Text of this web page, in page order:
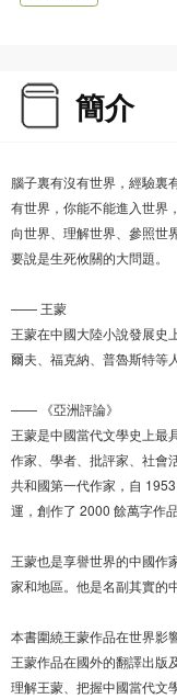
簡介
腦子裏有沒有世界，經驗裏
有世界，你能不能進入世界
向世界、理解世界、參照世
要說是生死攸關的大問題。
—— 王蒙
王蒙在中國大陸小說發展史
爾夫、福克納、普魯斯特等
—— 《亞洲評論》
王蒙是中國當代文學史上最
作家、學者、批評家、社會
共和國第一代作家，自
運，創作了 2000 餘萬字作
王蒙也是享譽世界的中國作
家和地區。他是名副其實的
本書圍繞王蒙作品在世界影
王蒙作品在國外的翻譯出版
理解王蒙、把握中國當代文